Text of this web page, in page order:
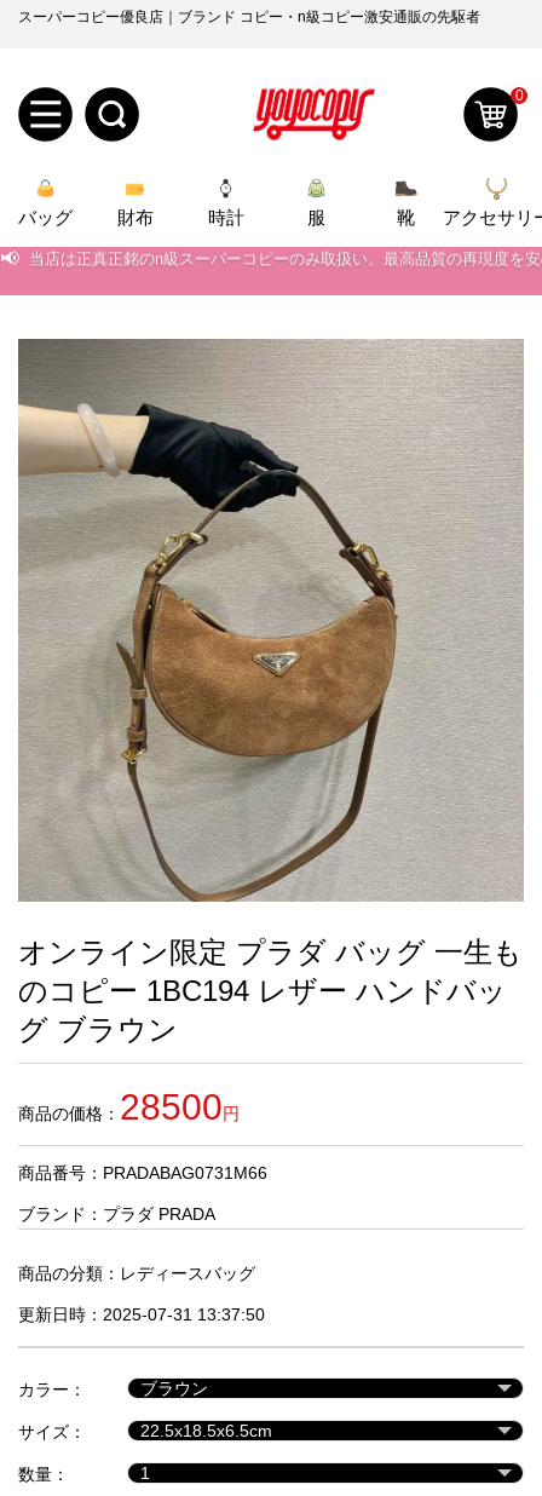
スーパーコピー優良店｜ブランド コピー・n級コピー激安通販の先駆者
規
ユ
ー
録
ロ
グ
オ
ダ
ー
管
理
知
ら
せ
yoyocopys@gmail.com
2026人気特集
バッグ
財布
時計
服
ズボン
衣装セット
靴
住まい用品
アクセサリー
ベルト
スカーフ
アイフォーンケ
ース
小物
最
新
品
お
す
す
め
商
人
気
商
セ
ル
品
0
バッグ 財布 時計 服 靴 アクセサリ
📢 当店は正真正銘のn級スーパーコピーのみ取扱い。最高品質の再現度を
📢 2026春の新作続々更新中！期間中のご注文でお得な割引をご利用いただ
当店は正真正銘のn級スーパーコピーのみ取扱い。最高品質の再現度を
📢 2026春の新作続々更新中！期間中のご注文でお得な割引をご利用いただ
新作入荷！ルイ・ヴィトンスーパーコピー バッグ最新モデルが登場。
オンライン限定 プラダ バッグ 一生も
のコピー 1BC194 レザー ハンドバッ
グ ブラウン
商品の価格： 28500円
商品番号：PRADABAG0731M66
ブランド： プラダ PRADA
商品の分類： レディースバッグ
更新日時：2025-07-31 13:37:50
カラー：
サイズ：
数量：